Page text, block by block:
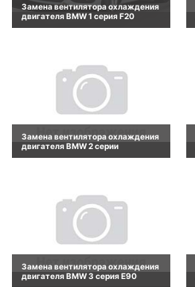
Замена вентилятора охлаждения
двигателя BMW 1 серия F20
Замена вентилятора охлаждения
двигателя BMW 2 серии
Замена вентилятора охлаждения
двигателя BMW 3 серия E90